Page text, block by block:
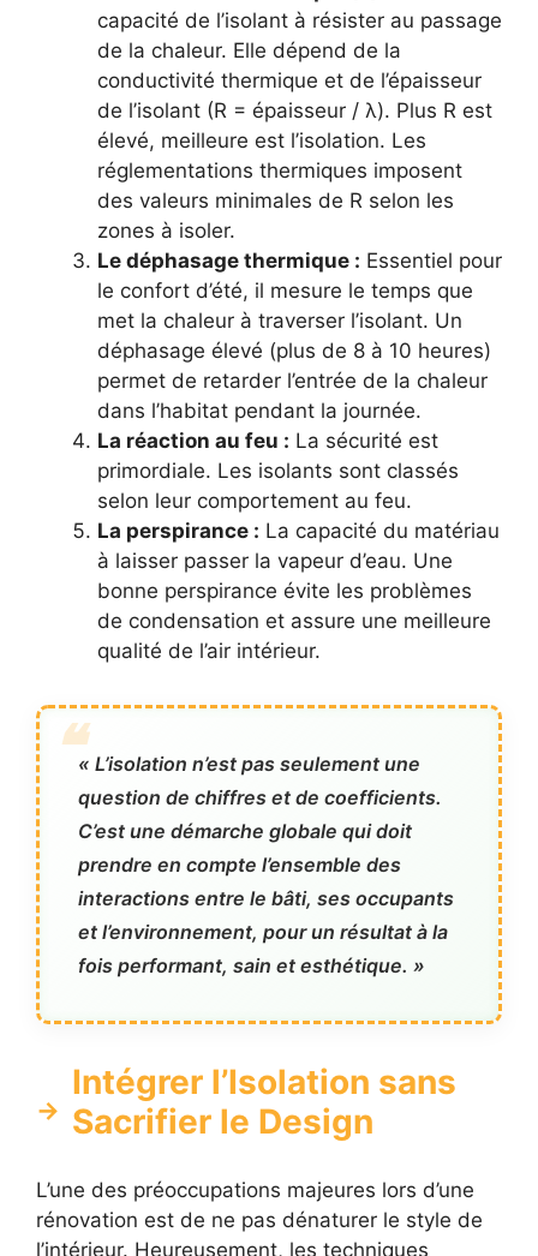
capacité de l’isolant à résister au passage
de la chaleur. Elle dépend de la
conductivité thermique et de l’épaisseur
de l’isolant (R = épaisseur / λ). Plus R est
élevé, meilleure est l’isolation. Les
réglementations thermiques imposent
des valeurs minimales de R selon les
zones à isoler.
Le déphasage thermique : Essentiel pour
le confort d’été, il mesure le temps que
met la chaleur à traverser l’isolant. Un
déphasage élevé (plus de 8 à 10 heures)
permet de retarder l’entrée de la chaleur
dans l’habitat pendant la journée.
La réaction au feu : La sécurité est
primordiale. Les isolants sont classés
selon leur comportement au feu.
La perspirance : La capacité du matériau
à laisser passer la vapeur d’eau. Une
bonne perspirance évite les problèmes
de condensation et assure une meilleure
qualité de l’air intérieur.
« L’isolation n’est pas seulement une
question de chiffres et de coefficients.
C’est une démarche globale qui doit
prendre en compte l’ensemble des
interactions entre le bâti, ses occupants
et l’environnement, pour un résultat à la
fois performant, sain et esthétique. »
Intégrer l’Isolation sans
Sacrifier le Design
L’une des préoccupations majeures lors d’une
rénovation est de ne pas dénaturer le style de
l’intérieur. Heureusement, les techniques